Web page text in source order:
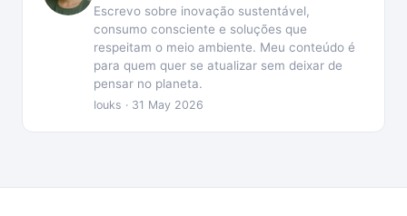
Escrevo sobre inovação sustentável,
consumo consciente e soluções que
respeitam o meio ambiente. Meu conteúdo é
para quem quer se atualizar sem deixar de
pensar no planeta.
Iouks · 31 May 2026